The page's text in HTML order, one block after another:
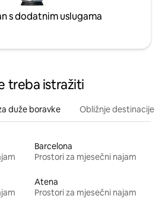
s dodatnim uslugama
treba istražiti
duže boravke Obližnje destinacije
Barcelona
Prostori za mjesečni najam
Atena
Prostori za mjesečni najam